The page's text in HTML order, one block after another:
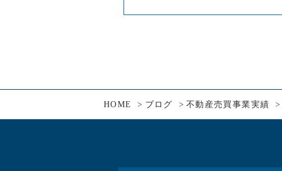
HOME ブログ 不動産売買事業実績